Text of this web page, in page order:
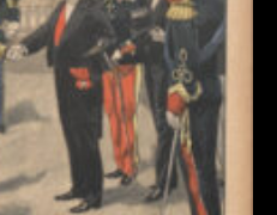
le-Franc